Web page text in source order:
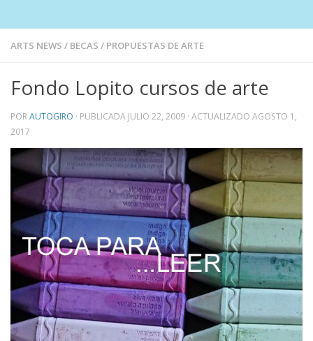
ARTS NEWS / BECAS / PROPUESTAS DE ARTE
Fondo Lopito cursos de arte
PORAUTOGIRO · PUBLICADA JULIO 22, 2009 · ACTUALIZADO AGOSTO 1,
2017